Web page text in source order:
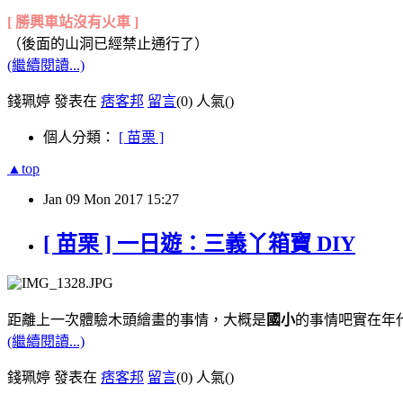
[ 勝興車站沒有火車 ]
（後面的山洞已經禁止通行了）
(繼續閱讀...)
錢珮婷 發表在 痞客邦 留言(0) 人氣()
個人分類： [ 苗栗 ]
▲top
Jan 09 Mon 2017 15:27
[ 苗栗 ] 一日遊：三義丫箱寶 DIY
距離上一次體驗木頭繪畫的事情，大概是 國小的事情吧實在年
(繼續閱讀...)
錢珮婷 發表在 痞客邦 留言(0) 人氣()